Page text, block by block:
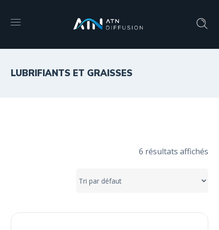
LUBRIFIANTS ET GRAISSES
6 résultats affichés